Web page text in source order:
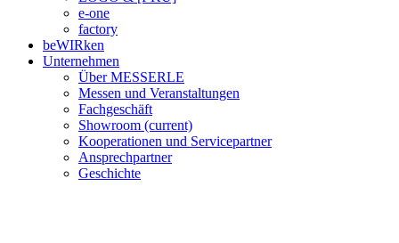
e-one
factory
beWIRken
Unternehmen
Über MESSERLE
Messen und Veranstaltungen
Fachgeschäft
Showroom (current)
Kooperationen und Servicepartner
Ansprechpartner
Geschichte